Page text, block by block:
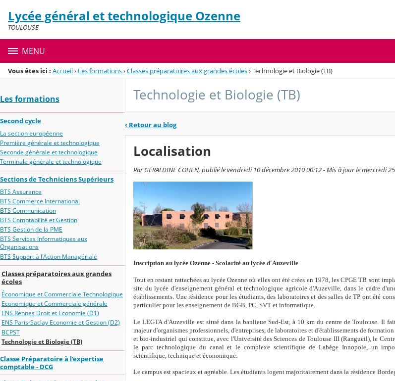
Menu de la rubrique
Contenu
Lycée général et technologique Ozenne
TOULOUSE
MENU
Vous êtes ici : Accueil› Les formations›Classes préparatoires aux grandes écoles›Technologie et Biologie (TB)
Les formations
Second cycle
La section européenne
Première générale et technologique
Seconde générale et technologique
Terminale générale et technologique
Sections de Techniciens Supérieurs
BTS Assurance
BTS Commerce International
BTS Communication
BTS Comptabilité et Gestion
BTS Gestion de la PME
BTS Services Informatiques aux
Organisations
BTS Support à l'Action Managériale
Classes préparatoires aux grandes
écoles
Économique et Commerciale Technologique
Economique et Commerciale générale
ENS Rennes Droit et Economie (D1)
ENS Paris-Saclay Economie et Gestion (D2)
BCPST
Technologie et Biologie (TB)
Classe Préparatoire à l'expertise
comptable - DCG
Technologie et Biologie (TB)
‹ Retour au blog
Localisation
Par GERALDINE COHEN, publié le vendredi 10 décembre 2010 00:12 - Mis à jour le mercredi
Inscription au lycée Ozenne - Scolarité au lycée d'Auzeville
Tout en restant rattachées au lycée Ozenne où elles ont été crées en 1978, les CPGE TB sont
site du lycée d'enseignement général et technologique agricole d'Auzeville, dans le cadre
établissements. Une résidence pour les étudiants, des laboratoires et des salles de TP ont été
particulier pour les enseignement de BGB, PC, SVT et informatique.
Le LEGTA d'Auzeville est situé dans la banlieue Sud-Est, à 10 km du centre de Toulouse. Il
majeur d'organismes professionnels, d'entreprises, de laboratoires et d'établissements de
et bio-industriel qui constitue, avec l'Université des Sciences de Toulouse III (Rangueil), le
le parc technologique du canal et le complexe scientifique de Labège Innopole, un
scientifique, technique et économique.
Le campus est spacieux et agréable. Les étudiants logent majoritairement dans la résidence